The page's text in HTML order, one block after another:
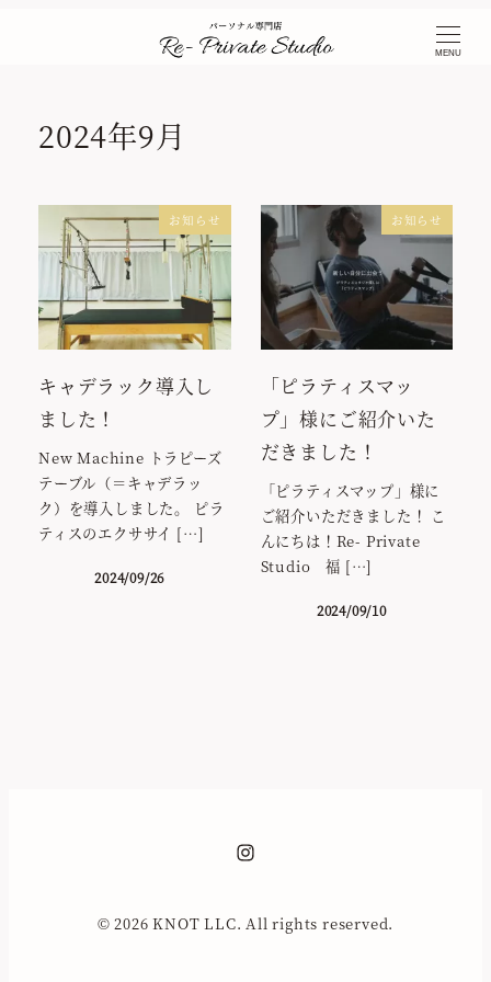
MENU
NEWS ＆ BLOG 2024年 2024年9月
2024年9月
お知らせ
キャデラック導入し
ました！
New Machine トラピーズ
テーブル（＝キャデラッ
ク）を導入しました。 ピラ
ティスのエクササイ […]
2024/09/26
お知らせ
「ピラティスマッ
プ」様にご紹介いた
だきました！
「ピラティスマップ」様に
ご紹介いただきました！ こ
んにちは！Re- Private
Studio 福 […]
2024/09/10
Instagram
© 2026 KNOT LLC. All rights reserved.